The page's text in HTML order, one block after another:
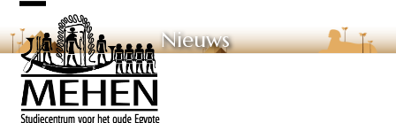
Skip
to
content
Open
mobile
menu
Close
mobile
menu
Nieuws